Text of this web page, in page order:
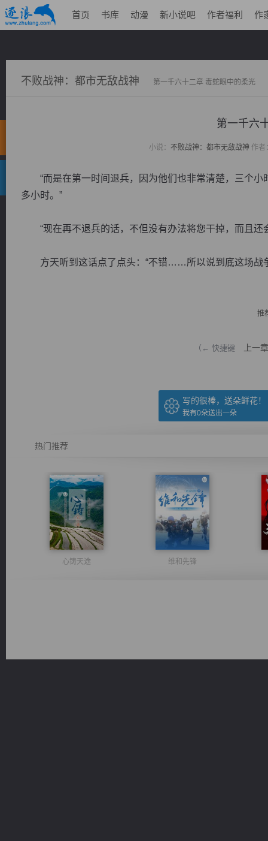
首页 书库 动漫 新小说吧 作者福利 作
不败战神：都市无敌战神 第一千六十二章 毒蛇眼中的柔光
第一千六
小说： 不败战神：都市无敌战神 作者
“而是在第一时间退兵，因为他们也非常清楚，三个小
多小时。”
“现在再不退兵的话，不但没有办法将您干掉，而且还
方天听到这话点了点头：“不错……所以说到底这场战
推
（← 快捷键 上一章
写的很棒，送朵鲜花！
我有0朵送出一朵
热门推荐
心铸天途 维和先锋